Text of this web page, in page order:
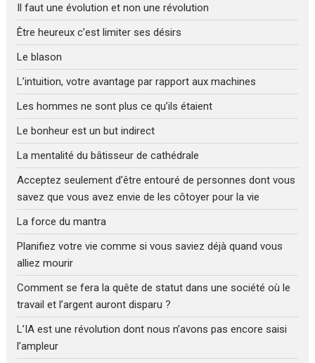
Il faut une évolution et non une révolution
Être heureux c’est limiter ses désirs
Le blason
L’intuition, votre avantage par rapport aux machines
Les hommes ne sont plus ce qu’ils étaient
Le bonheur est un but indirect
La mentalité du bâtisseur de cathédrale
Acceptez seulement d’être entouré de personnes dont vous
savez que vous avez envie de les côtoyer pour la vie
La force du mantra
Planifiez votre vie comme si vous saviez déjà quand vous
alliez mourir
Comment se fera la quête de statut dans une société où le
travail et l’argent auront disparu ?
L’IA est une révolution dont nous n’avons pas encore saisi
l’ampleur